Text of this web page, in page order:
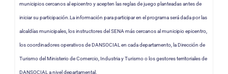
municipios cercanos al epicentro y acepten las reglas de juego planteadas antes de
iniciar su participación.La información para participar en el programa será dada por las
alcaldías municipales, los instructores del SENA más cercanos al municipio epicentro,
los coordinadores operativos de DANSOCIAL en cada departamento, la Dirección de
Turismo del Ministerio de Comercio, Industria y Turismo o los gestores territoriales de
DANSOCIAL a nivel departamental.